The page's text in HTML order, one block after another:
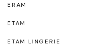
ERAM
ETAM
ETAM LINGERIE